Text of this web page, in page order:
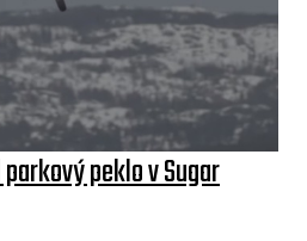
peklo v Sugar